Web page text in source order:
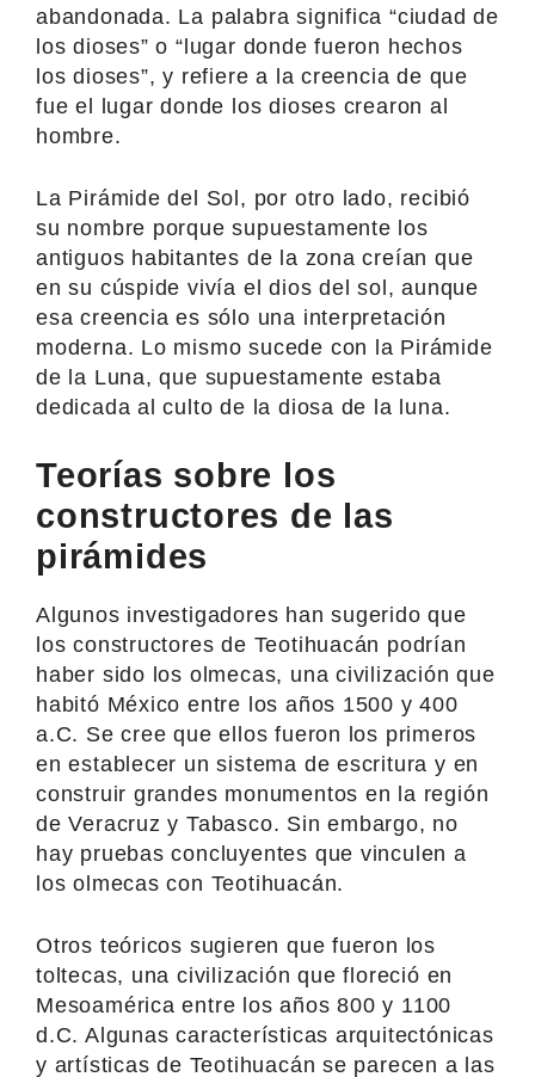
abandonada. La palabra significa “ciudad de
los dioses” o “lugar donde fueron hechos
los dioses”, y refiere a la creencia de que
fue el lugar donde los dioses crearon al
hombre.
La Pirámide del Sol, por otro lado, recibió
su nombre porque supuestamente los
antiguos habitantes de la zona creían que
en su cúspide vivía el dios del sol, aunque
esa creencia es sólo una interpretación
moderna. Lo mismo sucede con la Pirámide
de la Luna, que supuestamente estaba
dedicada al culto de la diosa de la luna.
Teorías sobre los
constructores de las
pirámides
Algunos investigadores han sugerido que
los constructores de Teotihuacán podrían
haber sido los olmecas, una civilización que
habitó México entre los años 1500 y 400
a.C. Se cree que ellos fueron los primeros
en establecer un sistema de escritura y en
construir grandes monumentos en la región
de Veracruz y Tabasco. Sin embargo, no
hay pruebas concluyentes que vinculen a
los olmecas con Teotihuacán.
Otros teóricos sugieren que fueron los
toltecas, una civilización que floreció en
Mesoamérica entre los años 800 y 1100
d.C. Algunas características arquitectónicas
y artísticas de Teotihuacán se parecen a las